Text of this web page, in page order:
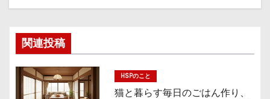
ン
関連投稿
HSPのこと
猫と暮らす毎日のごはん作り、